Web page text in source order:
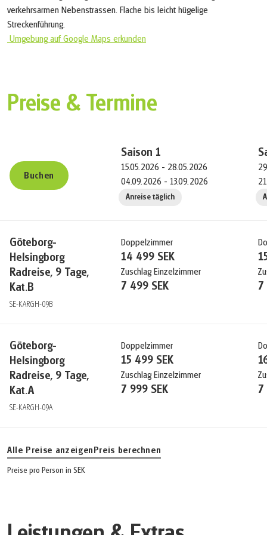
verkehrsarmen Nebenstrassen. Flache bis leicht hügelige
Streckenführung.
Umgebung auf Google Maps erkunden
Preise & Termine
Buchen
Göteborg-
Helsingborg
Radreise, 9 Tage,
Kat.B
SE-KARGH-09B
Göteborg-
Helsingborg
Radreise, 9 Tage,
Kat.A
SE-KARGH-09A
Saison 1
15.05.2026 - 28.05.2026
04.09.2026 - 13.09.2026
Anreise täglich
Doppelzimmer
14 499 SEK
Zuschlag Einzelzimmer
7 499 SEK
Doppelzimmer
15 499 SEK
Zuschlag Einzelzimmer
7 999 SEK
7
7
Alle Preise anzeigen Preis berechnen
Preise pro Person in SEK